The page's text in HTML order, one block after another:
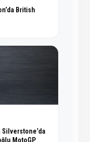
British
Silverstone’da
MotoGP